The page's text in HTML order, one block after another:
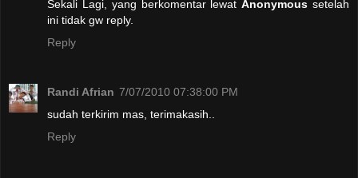
Sekali Lagi, yang berkomentar lewatAnonymous setelah
ini tidak gw reply.
Reply
Randi Afrian 7/07/2010 07:38:00 PM
sudah terkirim mas, terimakasih..
Reply